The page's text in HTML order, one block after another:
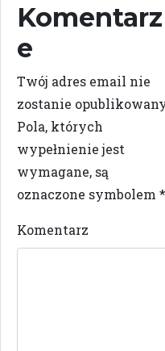
Komentarz
e
Twój adres email nie
zostanie
Pola, których
wypełnienie jest
wymagane, są
oznaczone symbolem *
Komentarz